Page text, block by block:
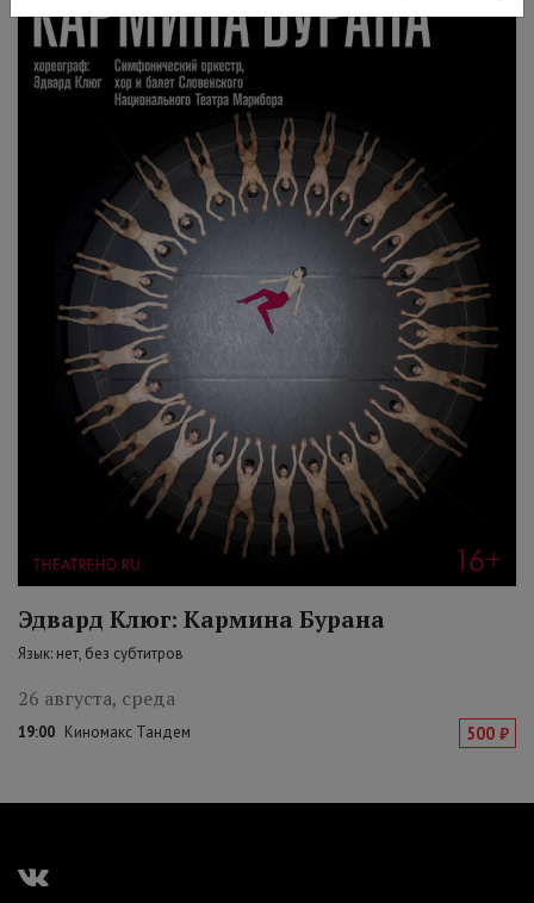
Эдвард Клюг: Кармина Бурана
Язык: нет, без субтитров
26 августа, среда
19:00 Киномакс Тандем 500 ₽